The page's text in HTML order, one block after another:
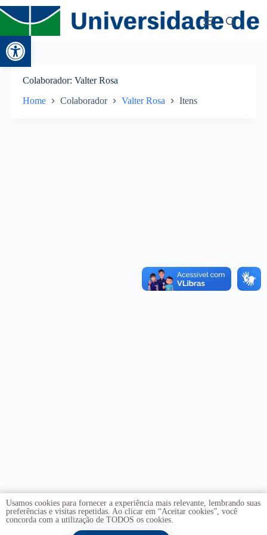
Abrir a barra de ferramentas
Colaborador Valter Rosa
Home Colaborador Valter Rosa Itens
Usamos cookies para fornecer a experiência mais relevante, lembrando suas
preferências e visitas repetidas. Ao clicar em “Aceitar cookies”, você
concorda com a utilização de TODOS os cookies.